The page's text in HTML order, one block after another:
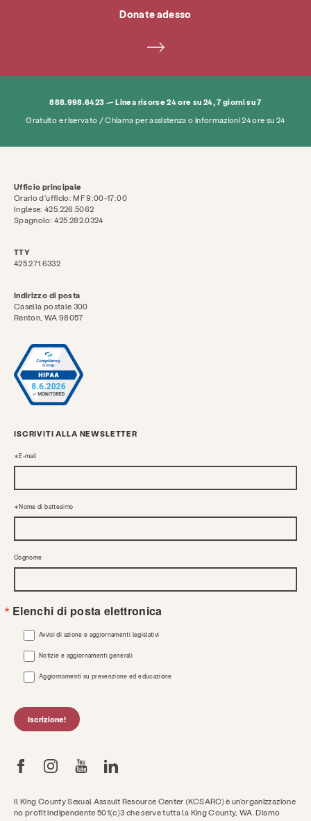
Notizie e blog Contatto occupazione
FAQ
Donate adesso
888.998.6423 — Linea risorse 24 ore su 24, 7 giorni su 7
Gratuito e riservato / Chiama per assistenza o informazioni 24 ore su 24
Ufficio principale
Orario d'ufficio: MF 9:00-17:00
Inglese: 425.226.5062
Spagnolo: 425.282.0324
TTY
425.271.6332
Indirizzo di posta
Casella postale 300
Renton, WA 98057
Il King County Sexual Assault Resource Center (KCSARC) è un'organizzazione
no profit indipendente 501(c)3 che serve tutta la King County, WA. Diamo
ISCRIVITI ALLA NEWSLETTER
E-mail
Nome di battesimo
Cognome
Elenchi di posta elettronica
Avvisi di azione e aggiornamenti legislativi
Notizie e aggiornamenti generali
Aggiornamenti su prevenzione ed educazione
Iscrizione!